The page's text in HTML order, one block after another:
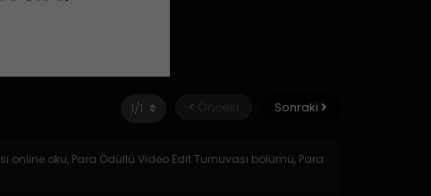
Sonraki
online oku, Para Ödüllü Video Edit Turnuvası bölümü, Para